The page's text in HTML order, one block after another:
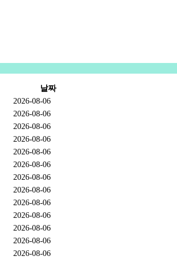
날짜
2026-08-06
2026-08-06
2026-08-06
2026-08-06
2026-08-06
2026-08-06
2026-08-06
2026-08-06
2026-08-06
2026-08-06
2026-08-06
2026-08-06
2026-08-06